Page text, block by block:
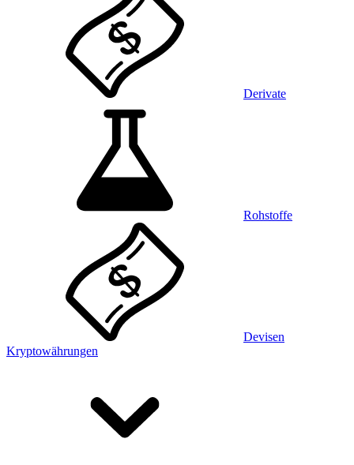
Derivate
Rohstoffe
Devisen
Kryptowährungen